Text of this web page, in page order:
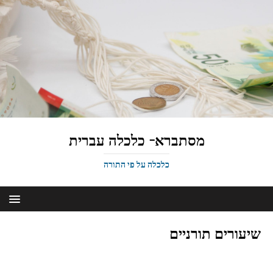
מסתברא- כלכלה עברית
כלכלה על פי התורה
שיעורים תורניים